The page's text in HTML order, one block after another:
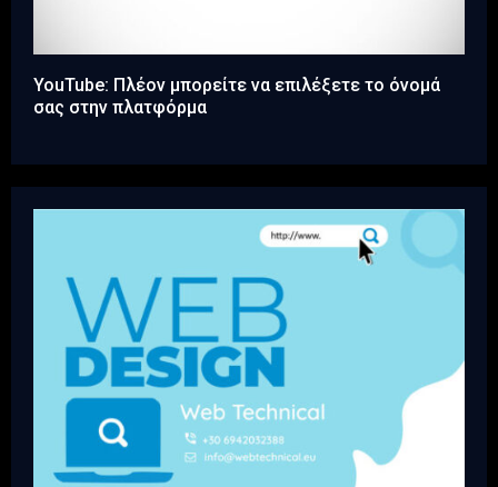
YouTube: Πλέον μπορείτε να επιλέξετε το όνομά
σας στην πλατφόρμα